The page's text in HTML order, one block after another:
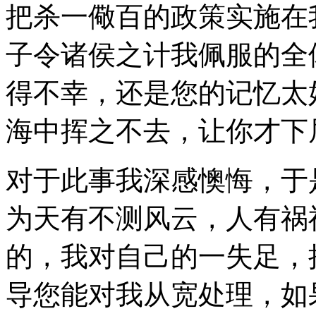
把杀一儆百的政策实施
子令诸侯之计我佩服的
得不幸，还是您的记忆
海中挥之不去，让你才
对于此事我深感懊悔，
为天有不测风云，人有
的，我对自己的一失足
导您能对我从宽处理，